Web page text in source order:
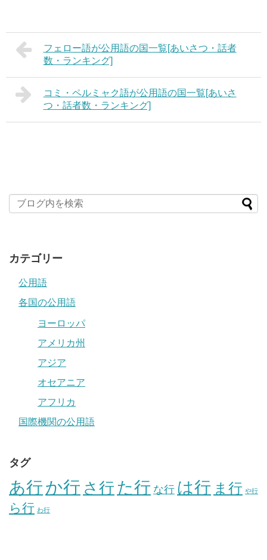
フェロー語が公用語の国一覧[あいさつ・話者
数・ランキング]
コミ・ペルミャク語が公用語の国一覧[あいさ
つ・話者数・ランキング]
カテゴリー
公用語
各国の公用語
ヨーロッパ
アメリカ州
アジア
オセアニア
アフリカ
国際機関の公用語
タグ
あ行か行 さ行た行 な行 は行 ま行 や行
ら行 わ行